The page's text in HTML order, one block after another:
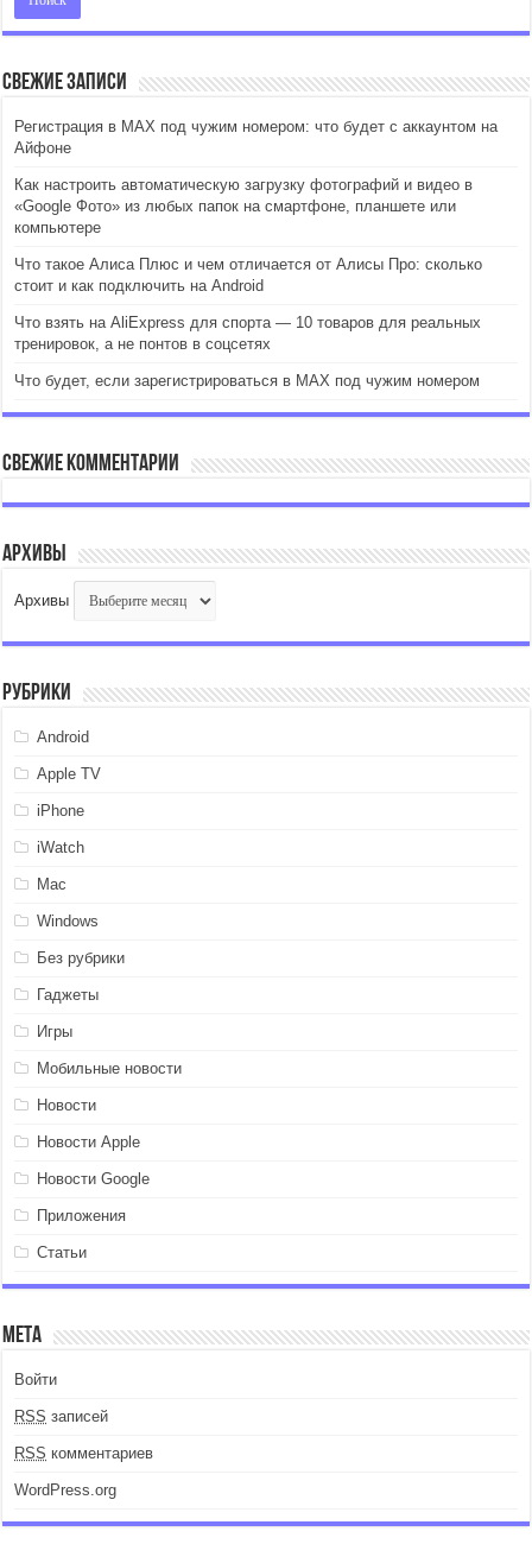
Свежие записи
Регистрация в MAX под чужим номером: что будет с аккаунтом на
Айфоне
Как настроить автоматическую загрузку фотографий и видео в
«Google Фото» из любых папок на смартфоне, планшете или
компьютере
Что такое Алиса Плюс и чем отличается от Алисы Про: сколько
стоит и как подключить на Android
Что взять на AliExpress для спорта — 10 товаров для реальных
тренировок, а не понтов в соцсетях
Что будет, если зарегистрироваться в MAX под чужим номером
Свежие комментарии
Архивы
Архивы
Рубрики
Android
Apple TV
iPhone
iWatch
Mac
Windows
Без рубрики
Гаджеты
Игры
Мобильные новости
Новости
Новости Apple
Новости Google
Приложения
Статьи
Мета
Войти
RSS записей
RSS комментариев
WordPress.org